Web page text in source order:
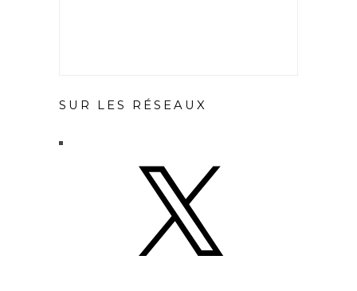
SUR LES RÉSEAUX